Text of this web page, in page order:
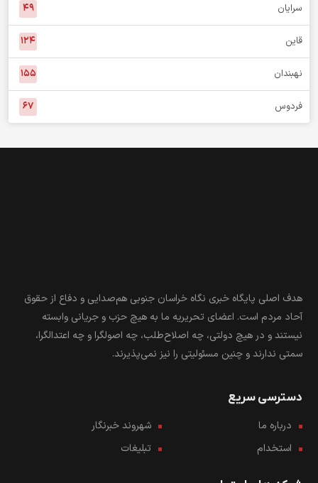
سرایان ۴۹
قاین ۱۲۴
نهبندان ۱۵۵
فردوس ۶۷
هدف اصلی پایگاه خبری نگاه خراسان جنوبی هم‌صدایی و دفاع از حقوق
آحاد مردم است. اعضای تحریریه ما به هیچ حزب و جریانی وابسته
نیستند و در هیچ دولتی، چه اصلاح‌طلب، چه اصولگرا و چه اعتدالگرا،
سمتی ندارند و چنین مسئولیتی را نیز نمی‌پذیرند.
دسترسی سریع
درباره ما
شهروند خبرنگار
استخدام
تبلیغات